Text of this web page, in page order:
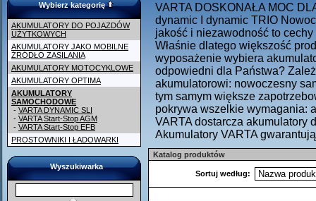
Wybierz kategorię
AKUMULATORY DO POJAZDÓW
UŻYTKOWYCH
AKUMULATORY JAKO MOBILNE
ŹRÓDŁO ZASILANIA
AKUMULATORY MOTOCYKLOWE
AKUMULATORY OPTIMA
AKUMULATORY
SAMOCHODOWE
- VARTA DYNAMIC SLI
- VARTA Start-Stop AGM
- VARTA Start-Stop EFB
PROSTOWNIKI I ŁADOWARKI
Wyszukiwarka
VARTA DOSKONAŁA MOC
dynamic I dynamic TRIO
jakość i niezawodność to
Właśnie dlatego większość
wyposażenie wybiera
odpowiedni dla Państwa?
akumulatorowi: nowoczesny
tym samym większe
pokrywa wszelkie wymagania:
VARTA dostarcza akumulatory
Akumulatory VARTA
Katalog produktów
Sortuj według: